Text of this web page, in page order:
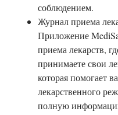
соблюдением.
Журнал приема
Приложение
приема лекарств,
принимаете свои
которая помогает
лекарственного
полную